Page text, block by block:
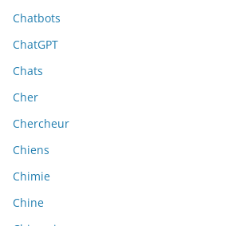
Chatbots
ChatGPT
Chats
Cher
Chercheur
Chiens
Chimie
Chine